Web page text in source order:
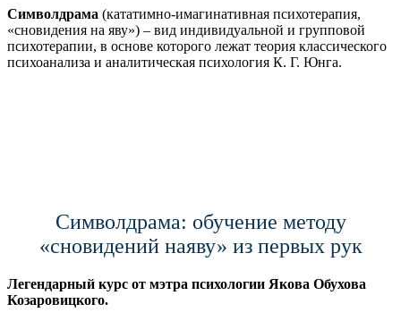
Символдрама (кататимно-имагинативная психотерапия,
«сновидения на яву») – вид индивидуальной и групповой
психотерапии, в основе которого лежат теория классического
психоанализа и аналитическая психология К. Г. Юнга.
Символдрама: обучение методу
«сновидений наяву» из первых рук
Легендарный курс от мэтра психологии Якова Обухова
Козаровицкого.